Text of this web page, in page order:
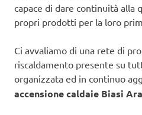
capace di dare continuità alla
propri prodotti per la loro
Ci avvaliamo di una rete di
riscaldamento presente su
organizzata ed in continuo
accensione caldaie Biasi